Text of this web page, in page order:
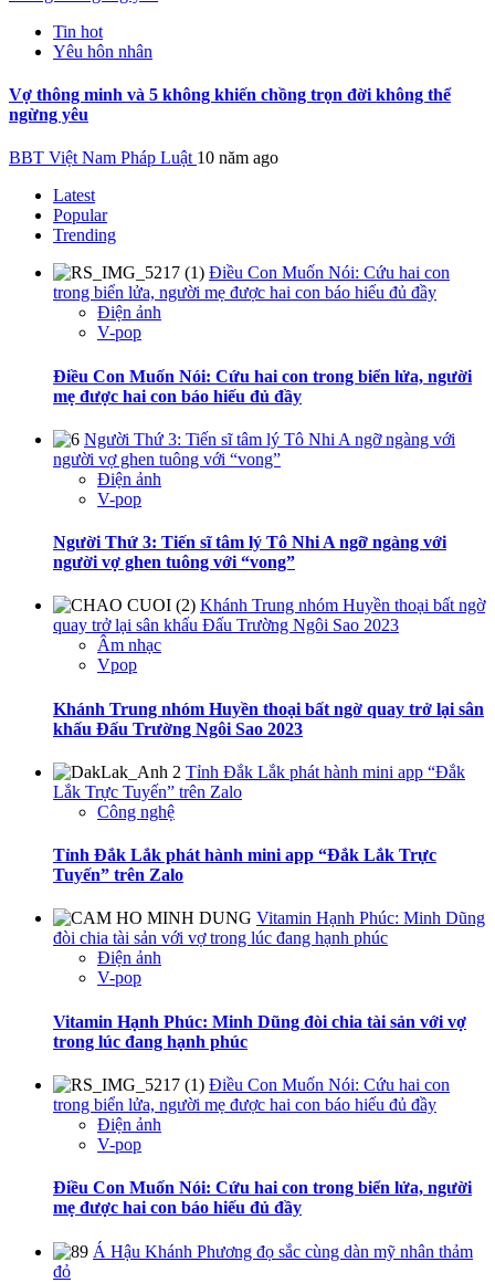
Tin hot
Yêu hôn nhân
Vợ thông minh và 5 không khiến chồng trọn đời không thể
ngừng yêu
BBT Việt Nam Pháp Luật 10 năm ago
Latest
Popular
Trending
Điều Con Muốn Nói: Cứu hai con
trong biển lửa, người mẹ được hai con báo hiếu đủ đầy
Điện ảnh
V-pop
Điều Con Muốn Nói: Cứu hai con trong biển lửa, người
mẹ được hai con báo hiếu đủ đầy
Người Thứ 3: Tiến sĩ tâm lý Tô Nhi A ngỡ ngàng với
người vợ ghen tuông với “vong”
Điện ảnh
V-pop
Người Thứ 3: Tiến sĩ tâm lý Tô Nhi A ngỡ ngàng với
người vợ ghen tuông với “vong”
Khánh Trung nhóm Huyền thoại bất ngờ
quay trở lại sân khấu Đấu Trường Ngôi Sao 2023
Âm nhạc
Vpop
Khánh Trung nhóm Huyền thoại bất ngờ quay trở lại sân
khấu Đấu Trường Ngôi Sao 2023
Tỉnh Đắk Lắk phát hành mini app “Đắk
Lắk Trực Tuyến” trên Zalo
Công nghệ
Tỉnh Đắk Lắk phát hành mini app “Đắk Lắk Trực
Tuyến” trên Zalo
Vitamin Hạnh Phúc: Minh Dũng
đòi chia tài sản với vợ trong lúc đang hạnh phúc
Điện ảnh
V-pop
Vitamin Hạnh Phúc: Minh Dũng đòi chia tài sản với vợ
trong lúc đang hạnh phúc
Điều Con Muốn Nói: Cứu hai con
trong biển lửa, người mẹ được hai con báo hiếu đủ đầy
Điện ảnh
V-pop
Điều Con Muốn Nói: Cứu hai con trong biển lửa, người
mẹ được hai con báo hiếu đủ đầy
Á Hậu Khánh Phương đọ sắc cùng dàn mỹ nhân thảm
đỏ